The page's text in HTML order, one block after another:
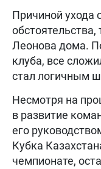
Причиной ухода
Леонова дома.
клуба, все
стал логичным
Несмотря на
в развитие
его
Кубка
чемпионате,